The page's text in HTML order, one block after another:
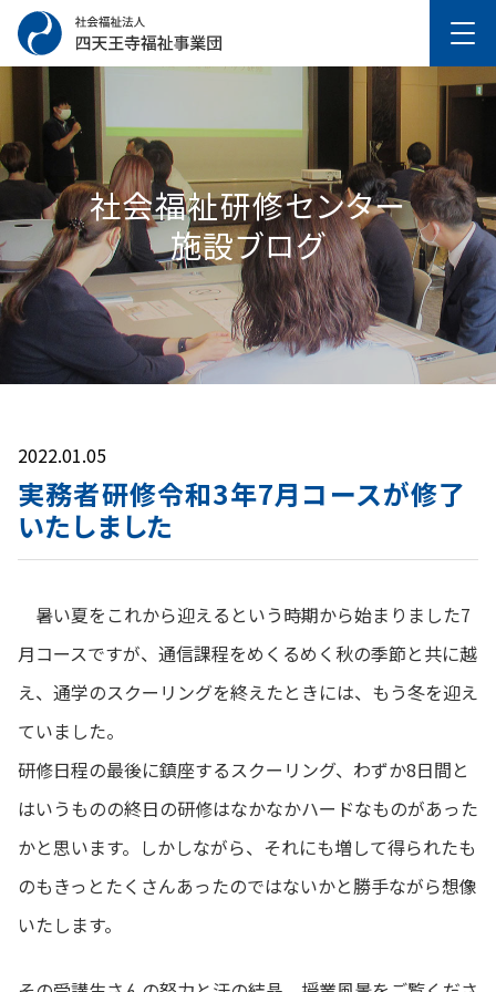
社会福祉研修センター
施設ブログ
2022.01.05
実務者研修令和3年7月コースが修了
いたしました
暑い夏をこれから迎えるという時期から始まりました7
月コースですが、通信課程をめくるめく秋の季節と共に越
え、通学のスクーリングを終えたときには、もう冬を迎え
ていました。
研修日程の最後に鎮座するスクーリング、わずか8日間と
はいうものの終日の研修はなかなかハードなものがあった
かと思います。しかしながら、それにも増して得られたも
のもきっとたくさんあったのではないかと勝手ながら想像
いたします。